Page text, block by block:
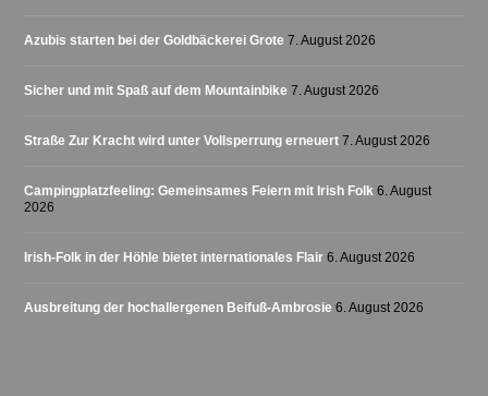
Azubis starten bei der Goldbäckerei Grote 7. August 2026
Sicher und mit Spaß auf dem Mountainbike 7. August 2026
Straße Zur Kracht wird unter Vollsperrung erneuert 7. August 2026
Campingplatzfeeling: Gemeinsames Feiern mit Irish Folk 6. August
2026
Irish-Folk in der Höhle bietet internationales Flair 6. August 2026
Ausbreitung der hochallergenen Beifuß-Ambrosie 6. August 2026